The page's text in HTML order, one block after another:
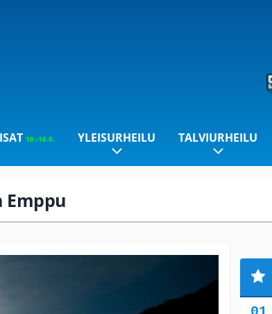
10.-16.8. YLEISURHEILU TALVIURHEILU